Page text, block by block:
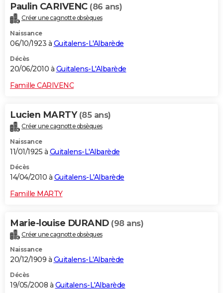
Paulin CARIVENC (86 ans)
Créer une cagnotte obsèques
Naissance
06/10/1923 à Guitalens-L'Albarède
Décès
20/06/2010 à Guitalens-L'Albarède
Famille CARIVENC
Lucien MARTY (85 ans)
Créer une cagnotte obsèques
Naissance
11/01/1925 à Guitalens-L'Albarède
Décès
14/04/2010 à Guitalens-L'Albarède
Famille MARTY
Marie-louise DURAND (98 ans)
Créer une cagnotte obsèques
Naissance
20/12/1909 à Guitalens-L'Albarède
Décès
19/05/2008 à Guitalens-L'Albarède